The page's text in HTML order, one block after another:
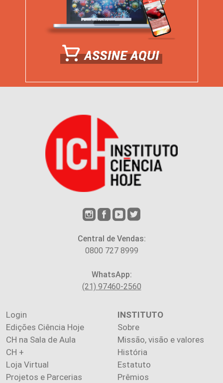
Central de Vendas:
0800 727 8999
WhatsApp:
(21) 97460-2560
Login
Edições Ciência Hoje
CH na Sala de Aula
CH +
Loja Virtual
Projetos e Parcerias
INSTITUTO
Sobre
Missão, visão e valores
História
Estatuto
Prêmios